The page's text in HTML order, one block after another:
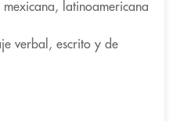
latinoamericana
verbal, escrito y de